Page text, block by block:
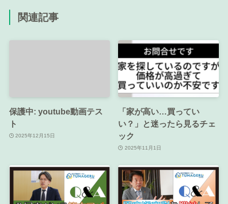
関連記事
保護中: youtube動画テス
ト
2025年12月15日
「家が高い…買ってい
い？」と迷ったら見るチェ
ック
2025年11月1日